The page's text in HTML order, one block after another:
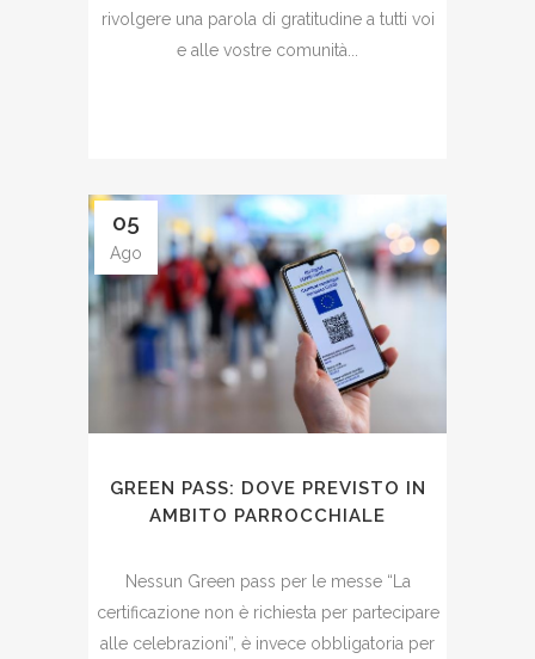
rivolgere una parola di gratitudine a tutti voi
e alle vostre comunità...
05
Ago
GREEN PASS: DOVE PREVISTO IN
AMBITO PARROCCHIALE
Nessun Green pass per le messe “La
certificazione non è richiesta per partecipare
alle celebrazioni”, è invece obbligatoria per